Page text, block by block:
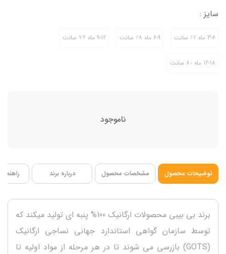
12-18 ماه 80 سانت
جنس 100% پنبه
سایز :
3-6 ماه 62 سانت 6-9 ماه 68 سانت 9-12 ماه 74 سانت
12-18 ماه 80 سانت
ناموجود
توضیحات محصول مشخصات محصول درباره برند
برند بی بیبی محصولات ارگانیک 100% پنبه ای تولید میکند که
توسط سازمان گواهی استاندارد جهانی نساجی ارگانیک
(GOTS) بازرسی می شوند تا در هر مرحله از مواد اولیه تا